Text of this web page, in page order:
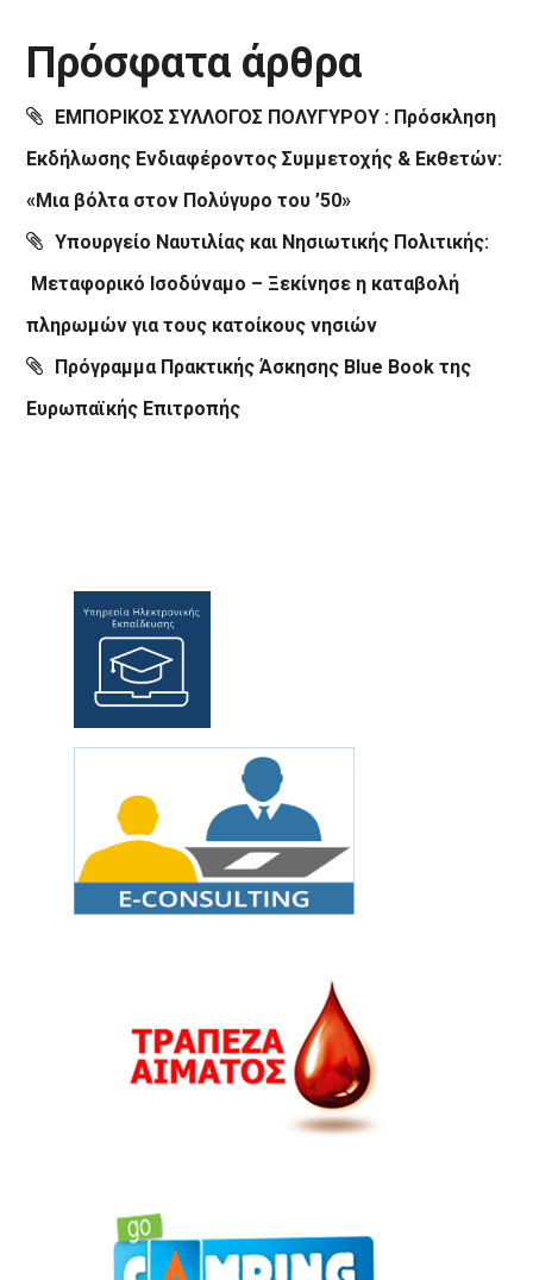
Πρόσφατα άρθρα
ΕΜΠΟΡΙΚΟΣ ΣΥΛΛΟΓΟΣ ΠΟΛΥΓΥΡΟΥ : Πρόσκληση
Εκδήλωσης Ενδιαφέροντος Συμμετοχής & Εκθετών:
«Μια βόλτα στον Πολύγυρο του ’50»
Υπουργείο Ναυτιλίας και Νησιωτικής Πολιτικής:
Μεταφορικό Ισοδύναμο – Ξεκίνησε η καταβολή
πληρωμών για τους κατοίκους νησιών
Πρόγραμμα Πρακτικής Άσκησης Blue Book της
Ευρωπαϊκής Επιτροπής